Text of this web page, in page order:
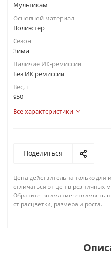
Мультикам
Основной материал
Полиэстер
Сезон
Зима
Наличие ИК-ремиссии
Без ИК ремиссии
Вес, г
950
Все характеристики
Поделиться
Цена действительна только для
отличаться от цен в розничных
Обратите внимание: стоимость
от расцветки, размера и роста.